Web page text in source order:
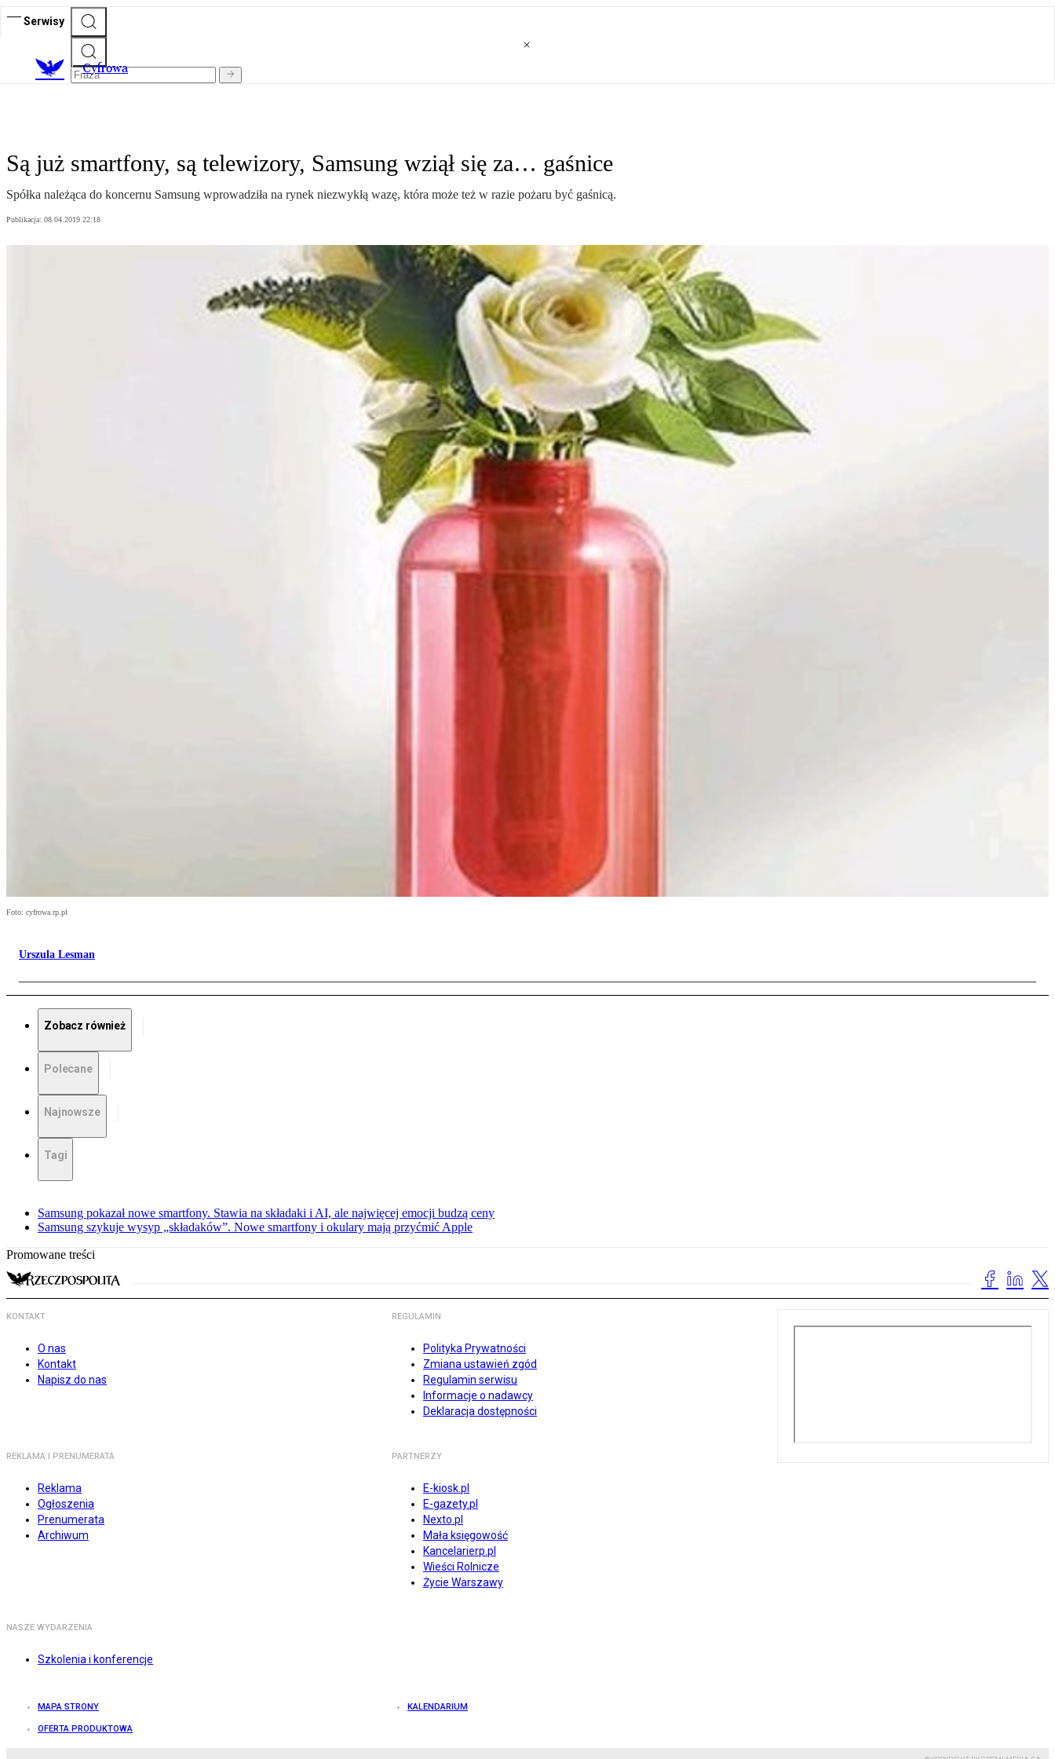
Serwisy
Cyfrowa
Są już smartfony, są telewizory, Samsung wziął się za… gaśnice
Spółka należąca do koncernu Samsung wprowadziła na rynek niezwykłą wazę, która może też w razie pożaru być gaśnicą.
Publikacja: 08.04.2019 22:18
Foto: cyfrowa.rp.pl
Urszula Lesman
Zobacz również
Polecane
Najnowsze
Tagi
Samsung pokazał nowe smartfony. Stawia na składaki i AI, ale najwięcej emocji budzą ceny
Samsung szykuje wysyp „składaków”. Nowe smartfony i okulary mają przyćmić Apple
Promowane treści
KONTAKT
O nas
Kontakt
Napisz do nas
REGULAMIN
Polityka Prywatności
Zmiana ustawień zgód
Regulamin serwisu
Informacje o nadawcy
Deklaracja dostępności
REKLAMA I PRENUMERATA
Reklama
Ogłoszenia
Prenumerata
Archiwum
PARTNERZY
E-kiosk.pl
E-gazety.pl
Nexto.pl
Mała księgowość
Kancelarierp.pl
Wieści Rolnicze
Życie Warszawy
NASZE WYDARZENIA
Szkolenia i konferencje
MAPA STRONY KALENDARIUM
OFERTA PRODUKTOWA